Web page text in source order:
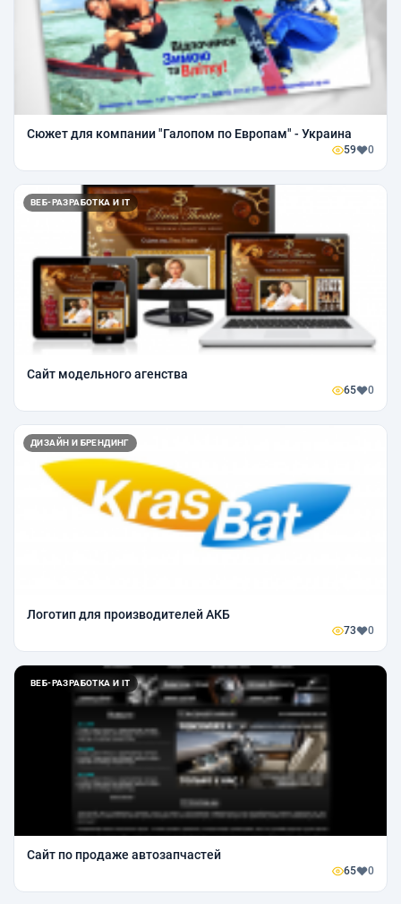
Сюжет для компании "Галопом по Европам" - Украина
59 0
ВЕБ-РАЗРАБОТКА И IT
Сайт модельного агенства
65 0
ДИЗАЙН И БРЕНДИНГ
Логотип для производителей АКБ
73 0
ВЕБ-РАЗРАБОТКА И IT
Сайт по продаже автозапчастей
65 0